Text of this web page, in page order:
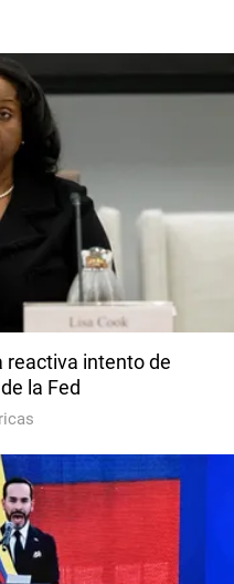
reactiva intento de
la Fed